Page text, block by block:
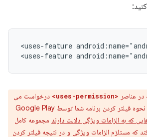
<uses-feature
<uses-feature
عناصر <uses-permission>
درخواست می
کنید می توانند مستقیماً بر نحوه فیلتر کردن برنامه شما توسط Google Play
که به الزامات ویژگی دلالت دارند مجموعه کامل
که مستلزم الزامات ویژگی و در نتیجه فیلتر کردن